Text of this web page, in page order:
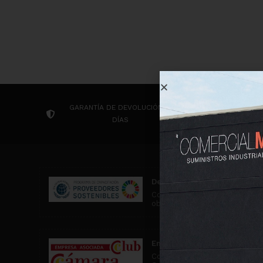
GARANTÍA DE DEVOLUCIÓN 14
DÍAS
CONTACTA
Desarrollo Sostenible
Comercial MD participa en
objetivos de desarrollo
Empresa asociada al Club
Comercial MD es una